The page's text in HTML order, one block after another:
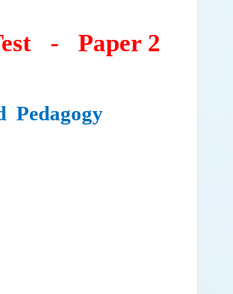
- Paper 2
Pedagogy